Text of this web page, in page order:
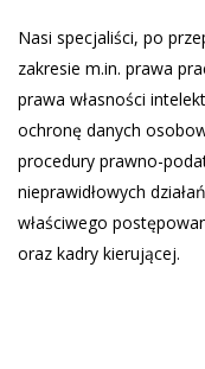
Nasi specjaliści, po
zakresie m.in. prawa
prawa własności
ochronę danych
procedury prawno-
nieprawidłowych
właściwego
oraz kadry kierującej.